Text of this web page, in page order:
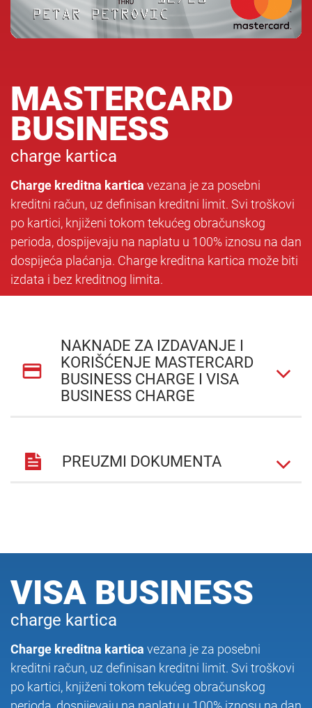
MASTERCARD
BUSINESS
charge kartica
Charge kreditna kartica vezana je za posebni
kreditni račun, uz definisan kreditni limit. Svi troškovi
po kartici, knjiženi tokom tekućeg obračunskog
perioda, dospijevaju na naplatu u 100% iznosu na dan
dospijeća plaćanja. Charge kreditna kartica može biti
izdata i bez kreditnog limita.
NAKNADE ZA IZDAVANJE I
KORIŠĆENJE MASTERCARD
BUSINESS CHARGE I VISA
BUSINESS CHARGE
PREUZMI DOKUMENTA
VISA BUSINESS
charge kartica
Charge kreditna kartica vezana je za posebni
kreditni račun, uz definisan kreditni limit. Svi troškovi
po kartici, knjiženi tokom tekućeg obračunskog